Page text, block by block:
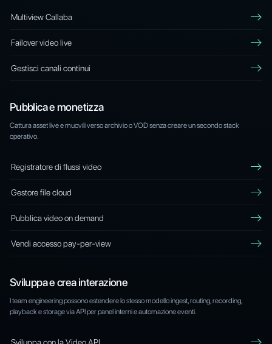
Multiview Callaba
Failover video live
Gestisci canali continui
Pubblica e monetizza
Cattura asset live e muovili verso archivio o VOD senza creare un secondo stack
operativo.
Registratore di flussi video
Gestore file cloud
Pubblica video on demand
Vendi accesso pay-per-view
Sviluppa e crea interazione
I team engineering possono estendere lo stesso modello ingest, routing, recording,
playback e storage via API per panel interni e automazione eventi.